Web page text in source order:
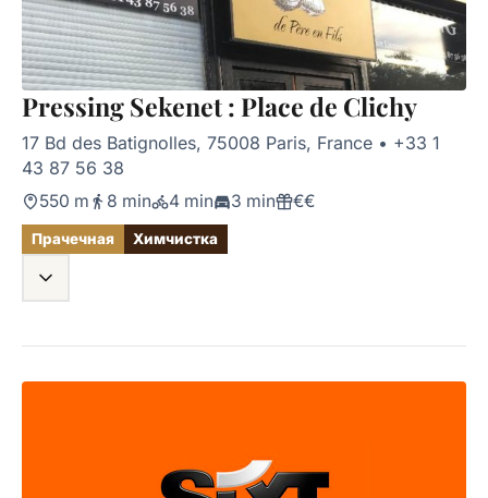
Pressing Sekenet : Place de Clichy
17 Bd des Batignolles, 75008 Paris, France • +33 1
43 87 56 38
550 m 8 min 4 min 3 min €€
Прачечная Химчистка